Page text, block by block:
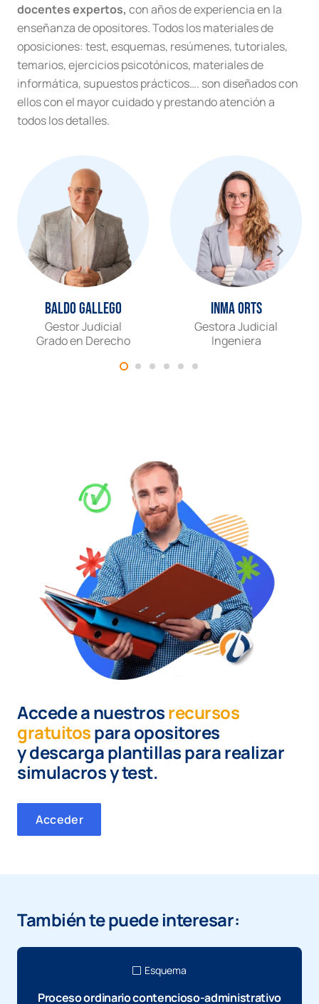
docentes expertos, con años de experiencia en la
enseñanza de opositores. Todos los materiales de
oposiciones: test, esquemas, resúmenes, tutoriales,
temarios, ejercicios psicotónicos, materiales de
informática, supuestos prácticos…. son diseñados con
ellos con el mayor cuidado y prestando atención a
todos los detalles.
Baldo Gallego
Gestor Judicial
Grado en Derecho
Inma Orts
Gestora Judicial
Ingeniera
Accede a nuestrosrecursos
gratuitospara opositores
ydescarga plantillas para realizar
simulacros y test.
Acceder
También te puede interesar:
Esquema
Proceso ordinario contencioso-administrativo